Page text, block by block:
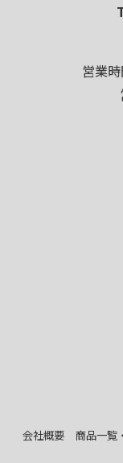
営業
会社概要 商品一覧